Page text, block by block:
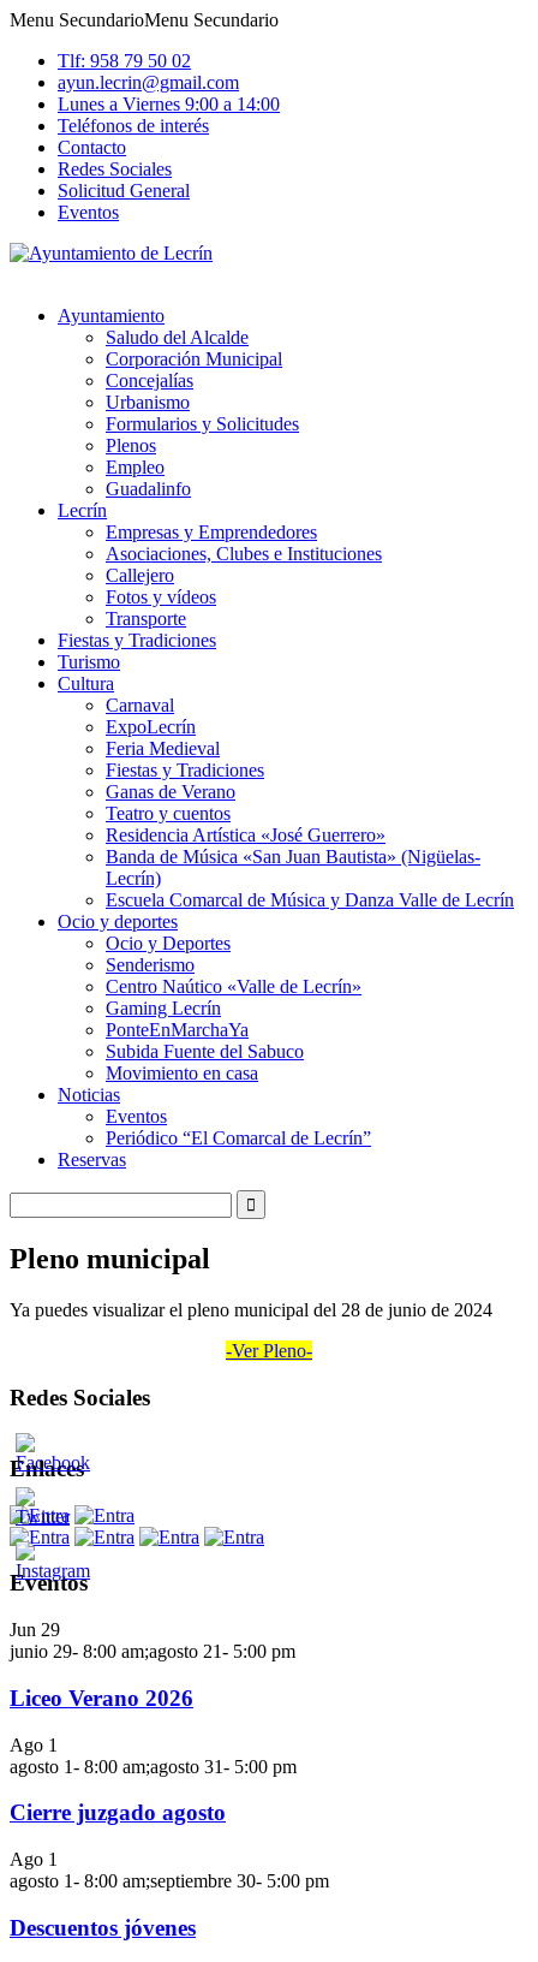
Menu SecundarioMenu Secundario
Tlf: 958 79 50 02
ayun.lecrin@gmail.com
Lunes a Viernes 9:00 a 14:00
Teléfonos de interés
Contacto
Redes Sociales
Solicitud General
Eventos
Ayuntamiento
Saludo del Alcalde
Corporación Municipal
Concejalías
Urbanismo
Formularios y Solicitudes
Plenos
Empleo
Guadalinfo
Lecrín
Empresas y Emprendedores
Asociaciones, Clubes e Instituciones
Callejero
Fotos y vídeos
Transporte
Fiestas y Tradiciones
Turismo
Cultura
Carnaval
ExpoLecrín
Feria Medieval
Fiestas y Tradiciones
Ganas de Verano
Teatro y cuentos
Residencia Artística «José Guerrero»
Banda de Música «San Juan Bautista» (Nigüelas-
Lecrín)
Escuela Comarcal de Música y Danza Valle de Lecrín
Ocio y deportes
Ocio y Deportes
Senderismo
Centro Naútico «Valle de Lecrín»
Gaming Lecrín
PonteEnMarchaYa
Subida Fuente del Sabuco
Movimiento en casa
Noticias
Eventos
Periódico “El Comarcal de Lecrín”
Reservas
Pleno municipal
Ya puedes visualizar el pleno municipal del 28 de junio de 2024
-Ver Pleno-
Redes Sociales
Enlaces
Eventos
Jun 29
junio 29- 8:00 am;agosto 21- 5:00 pm
Liceo Verano 2026
Ago 1
agosto 1- 8:00 am;agosto 31- 5:00 pm
Cierre juzgado agosto
Ago 1
agosto 1- 8:00 am;septiembre 30- 5:00 pm
Descuentos jóvenes